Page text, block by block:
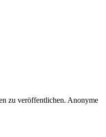
zu veröffentlichen. Anonyme